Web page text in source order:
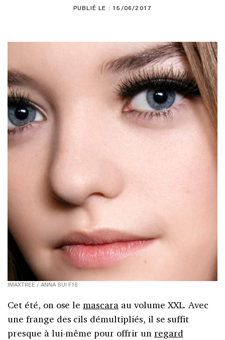
PUBLIÉ LE : 15/06/2017
IMAXTREE / ANNA SUI F16
Cet été, on ose lemascara au volume XXL. Avec
une frange des cils démultipliés, il se suffit
presque à lui-même pour offrir un regard